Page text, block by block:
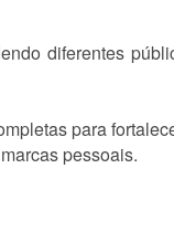
diferentes
para
pessoais.